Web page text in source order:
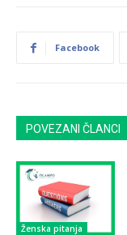
Facebook
POVEZANI ČLANCI
Ženska pitanja